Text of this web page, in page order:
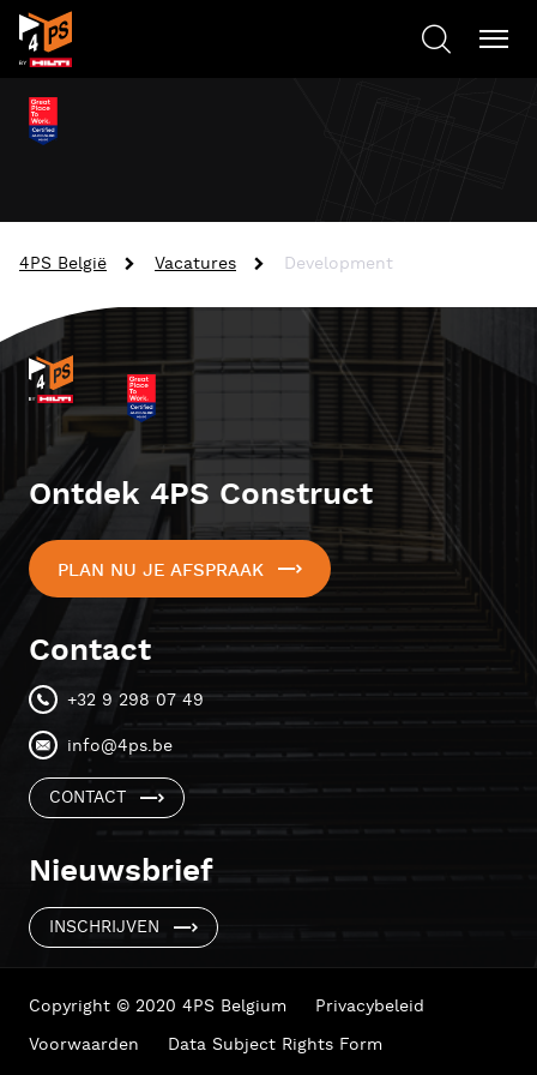
4PS België Vacatures Development
Ontdek 4PS Construct
PLAN NU JE AFSPRAAK
Contact
+32 9 298 07 49
info@4ps.be
CONTACT
Nieuwsbrief
INSCHRIJVEN
Copyright © 2020 4PS Belgium
Privacybeleid
Voorwaarden
Data Subject Rights Form